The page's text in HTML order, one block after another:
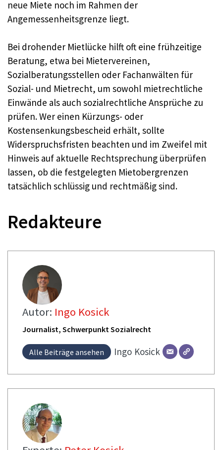
neue Miete noch im Rahmen der
Angemessenheitsgrenze liegt.
Bei drohender Mietlücke hilft oft eine frühzeitige
Beratung, etwa bei Mietervereinen,
Sozialberatungsstellen oder Fachanwälten für
Sozial- und Mietrecht, um sowohl mietrechtliche
Einwände als auch sozialrechtliche Ansprüche zu
prüfen. Wer einen Kürzungs- oder
Kostensenkungsbescheid erhält, sollte
Widerspruchsfristen beachten und im Zweifel mit
Hinweis auf aktuelle Rechtsprechung überprüfen
lassen, ob die festgelegten Mietobergrenzen
tatsächlich schlüssig und rechtmäßig sind.
Redakteure
Autor: Ingo Kosick
Journalist, Schwerpunkt Sozialrecht
Alle Beiträge ansehen Ingo Kosick